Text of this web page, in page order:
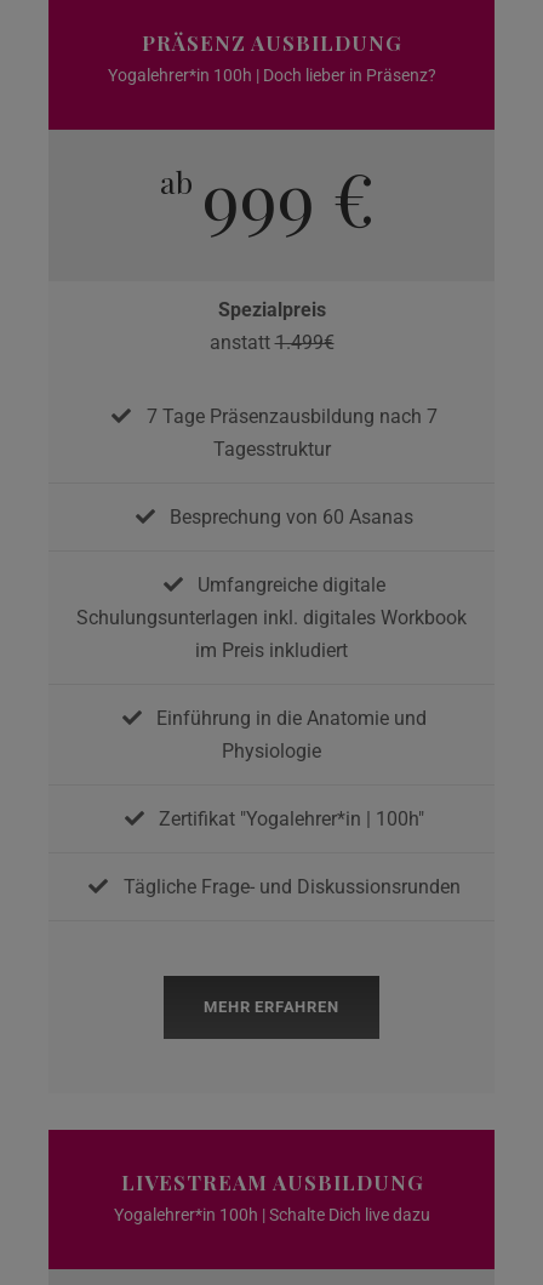
PRÄSENZ AUSBILDUNG
Yogalehrer*in 100h | Doch lieber in Präsenz?
ab 999 €
Spezialpreis
anstatt1.499€
7 Tage Präsenzausbildung nach 7
Tagesstruktur
Besprechung von 60 Asanas
Umfangreiche digitale
Schulungsunterlagen inkl. digitales Workbook
im Preis inkludiert
Einführung in die Anatomie und
Physiologie
Zertifikat "Yogalehrer*in | 100h"
Tägliche Frage- und Diskussionsrunden
MEHR ERFAHREN
LIVESTREAM AUSBILDUNG
Yogalehrer*in 100h | Schalte Dich live dazu